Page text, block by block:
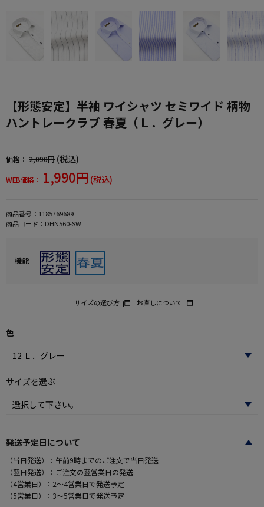
【形態安定】半袖 ワイシャツ セミワイド 柄物
ハントレークラブ 春夏（Ｌ．グレー）
価格： 2,090円 (税込)
WEB価格： 1,990円 (税込)
商品番号： 1185769689
商品コード： DHN560-SW
機能
サイズの選び方 お直しについて
色
サイズを選ぶ
発送予定日について
（当日発送）：午前9時までのご注文で当日発送
（翌日発送）：ご注文の翌営業日の発送
（4営業日）：2～4営業日で発送予定
（5営業日）：3～5営業日で発送予定